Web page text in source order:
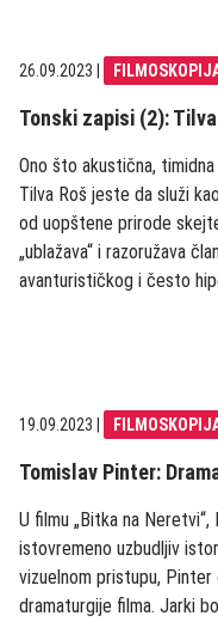
26.09.2023
Tonski zapisi (2):
Ono što akustična,
Tilva Roš jeste da služi
od uopštene prirode
„ublažava“ i razoružava
avanturističkog i često
19.09.2023
Tomislav Pinter:
U filmu „Bitka na
istovremeno uzbudljiv
vizuelnom pristupu,
dramaturgije filma. Jarki